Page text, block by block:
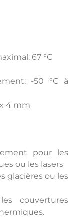
67 °C
-50 °C à
4 mm
pour les
ou les lasers
glacières ou les
couvertures